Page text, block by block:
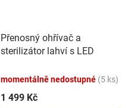
Přenosný ohřívač a
sterilizátor lahví s LED
momentálně nedostupné (5 ks)
1 499 Kč